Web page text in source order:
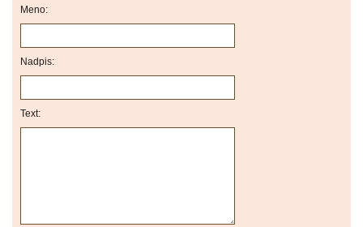
Meno:
Nadpis:
Text: